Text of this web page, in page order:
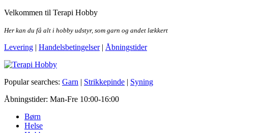
Skip
the
Velkommen til Terapi Hobby
Her kan du få alt i hobby udstyr, som garn og andet lækkert
Levering | Handelsbetingelser| Åbningstider
Terapi Hobby
Popular searches: Garn | Strikkepinde | Syning
Åbningstider: Man-Fre 10:00-16:00
Børn
Helse